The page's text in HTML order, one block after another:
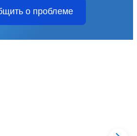
о проблеме